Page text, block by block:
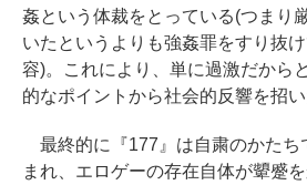
姦という体裁をとっている(つまり
いたというよりも強姦罪をすり抜
容)。これにより、単に過激だから
的なポイントから社会的反響を招い
最終的に『177』は自粛のかたち
まれ、エロゲーの存在自体が顰蹙を